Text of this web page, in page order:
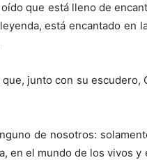
que está lleno de
está encantado en
junto con su escudero,
de nosotros:
el mundo de los vivos y